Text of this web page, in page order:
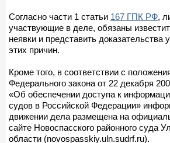
Согласно части 1 статьи 167 ГПК РФ,
участвующие в деле, обязаны
неявки и представить доказательства
этих причин.
Кроме того, в соответствии с
Федерального закона от 22 декабря
«Об обеспечении доступа к
судов в Российской Федерации»
движении дела размещена на
сайте Новоспасского районного суда
области (novospasskiy.uln.sudrf.ru).